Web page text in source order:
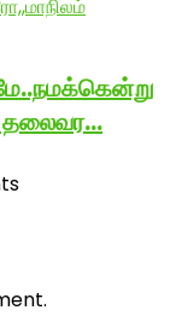
தலைவர…